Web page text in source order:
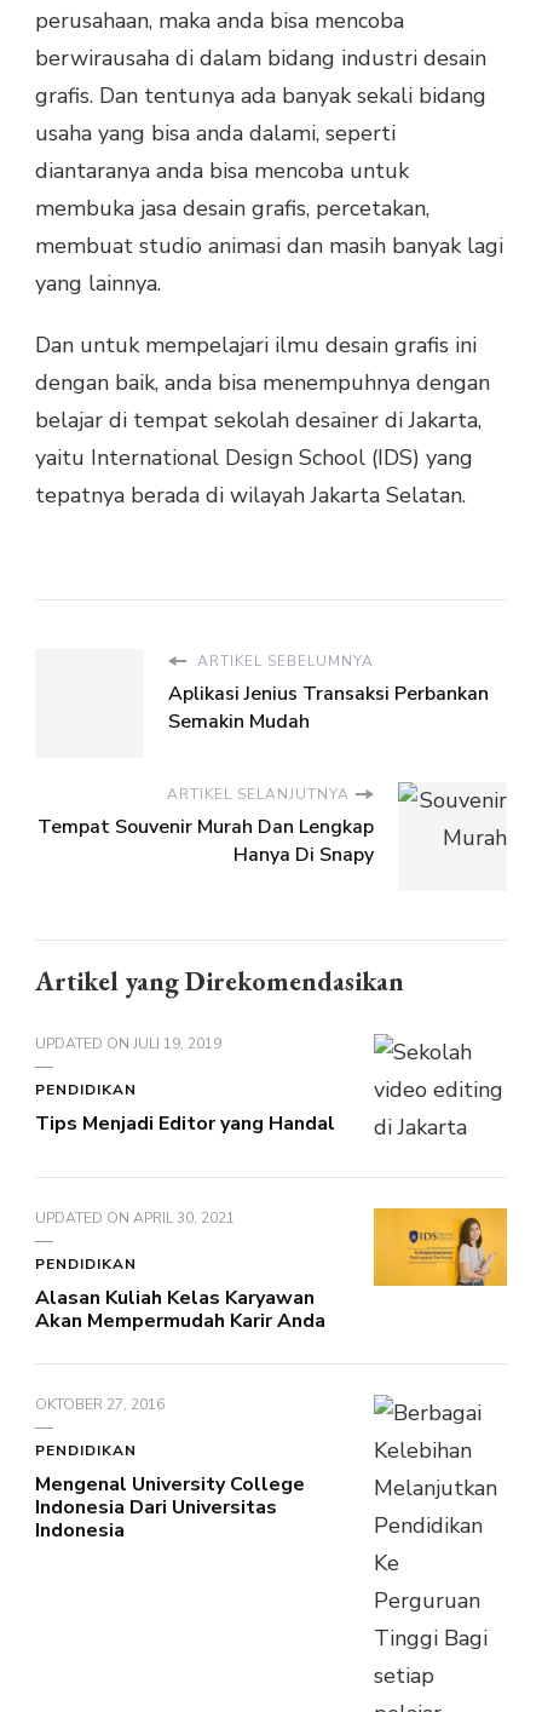
perusahaan, maka anda bisa mencoba
berwirausaha di dalam bidang industri desain
grafis. Dan tentunya ada banyak sekali bidang
usaha yang bisa anda dalami, seperti
diantaranya anda bisa mencoba untuk
membuka jasa desain grafis, percetakan,
membuat studio animasi dan masih banyak lagi
yang lainnya.
Dan untuk mempelajari ilmu desain grafis ini
dengan baik, anda bisa menempuhnya dengan
belajar di tempat sekolah desainer di Jakarta,
yaitu International Design School (IDS) yang
tepatnya berada di wilayah Jakarta Selatan.
ARTIKEL SEBELUMNYA
Aplikasi Jenius Transaksi Perbankan
Semakin Mudah
ARTIKEL SELANJUTNYA
Tempat Souvenir Murah Dan Lengkap
Hanya Di Snapy
Artikel yang Direkomendasikan
UPDATED ON JULI 19, 2019
PENDIDIKAN
Tips Menjadi Editor yang Handal
UPDATED ON APRIL 30, 2021
PENDIDIKAN
Alasan Kuliah Kelas Karyawan
Akan Mempermudah Karir Anda
OKTOBER 27, 2016
PENDIDIKAN
Mengenal University College
Indonesia Dari Universitas
Indonesia